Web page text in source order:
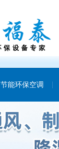
节能环保空调